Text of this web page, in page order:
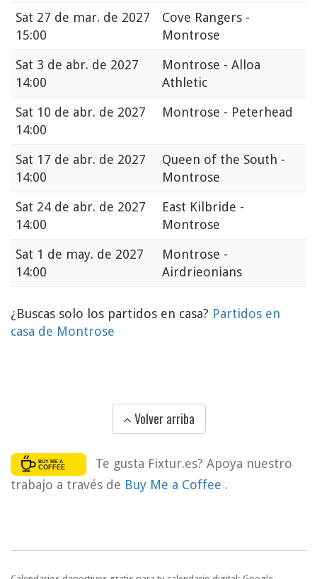
Sat 27 de mar. de 2027
15:00
Cove Rangers -
Montrose
Sat 3 de abr. de 2027
14:00
Montrose - Alloa
Athletic
Sat 10 de abr. de 2027
14:00
Montrose - Peterhead
Sat 17 de abr. de 2027
14:00
Queen of the South -
Montrose
Sat 24 de abr. de 2027
14:00
East Kilbride -
Montrose
Sat 1 de may. de 2027
14:00
Montrose -
Airdrieonians
¿Buscas solo los partidos en casa? Partidos en
casa de Montrose
Volver arriba
Te gusta Fixtur.es? Apoya nuestro
trabajo a través de Buy Me a Coffee .